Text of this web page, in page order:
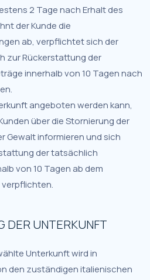
2 Tage nach Erhalt des
der Kunde die
ab, verpflichtet sich der
zur Rückerstattung der
innerhalb von 10 Tagen nach
angeboten werden kann,
über die Stornierung der
Gewalt informieren und sich
der tatsächlich
von 10 Tagen ab dem
DER UNTERKUNFT
Unterkunft wird in
den zuständigen italienischen